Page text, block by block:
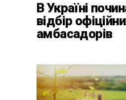
В Україні
відбір
амбасадорів
спадщини La
Бордо